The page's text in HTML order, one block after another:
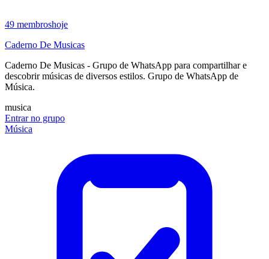
49 membroshoje
Caderno De Musicas
Caderno De Musicas - Grupo de WhatsApp para compartilhar e
descobrir músicas de diversos estilos. Grupo de WhatsApp de
Música.
musica
Entrar no grupo
Música